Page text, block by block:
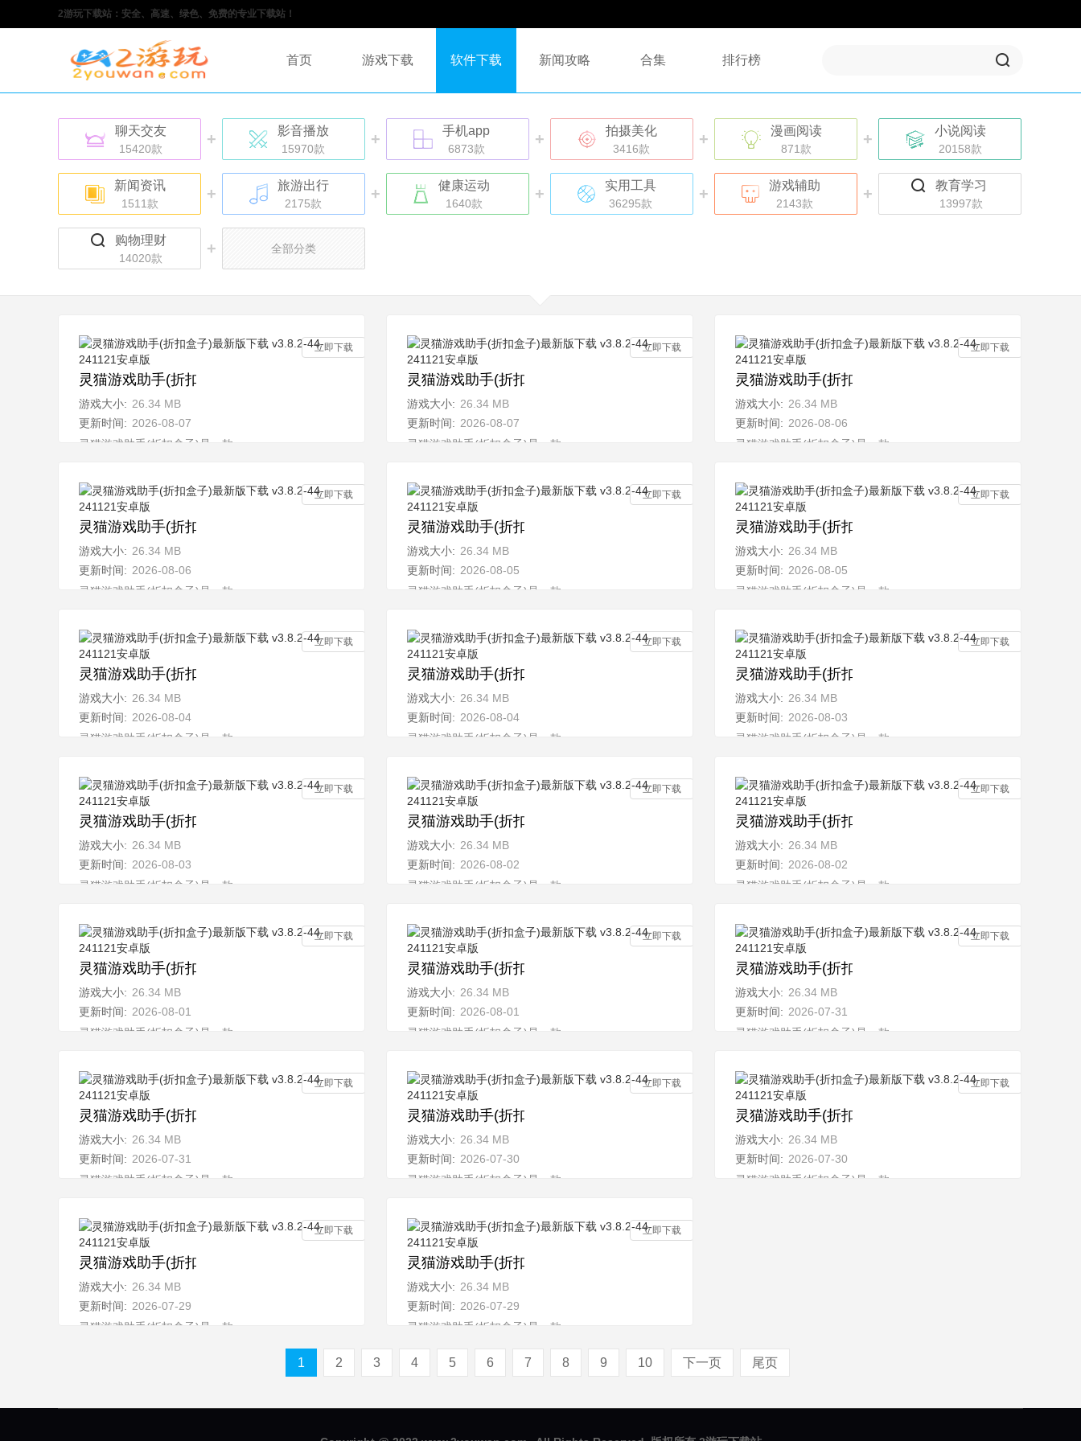
2游玩下载站：安全、高速、绿色、免费的专业下载站！
首页 游戏下载 软件下载 新闻攻略 合集 排行榜
聊天交友
15420款
+ 影音播放
15970款
+ 手机app
6873款
+ 拍摄美化
3416款
+ 漫画阅读
871款
+ 小说阅读
20158款
新闻资讯
1511款
+ 旅游出行
2175款
+ 健康运动
1640款
+ 实用工具
36295款
+ 游戏辅助
2143款
+ 教育学习
13997款
购物理财
14020款
+ 全部分类
灵猫游戏助手(折扣盒子)最新版下载 v3.8.2-44-241121安卓版
立即下载
游戏大小: 26.34 MB
更新时间: 2026-08-07
灵猫游戏助手(折扣盒子)是一款全新的多功能游戏平台，汇聚了丰
灵猫游戏助手(折扣盒子)最新版下载 v3.8.2-44-241121安卓版
立即下载
游戏大小: 26.34 MB
更新时间: 2026-08-07
灵猫游戏助手(折扣盒子)是一款全新的多功能游戏平台，汇聚了丰
灵猫游戏助手(折扣盒子)最新版下载 v3.8.2-44-
立即下载
游戏大小: 26.34 MB
更新时间: 2026-08-06
灵猫游戏助手(折扣盒子)是一款全新的多功能游戏平台，汇聚了丰
灵猫游戏助手(折扣盒子)最新版下载 v3.8.2-44-241121安卓版
立即下载
游戏大小: 26.34 MB
更新时间: 2026-08-06
灵猫游戏助手(折扣盒子)是一款全新的多功能游戏平台，汇聚了丰
灵猫游戏助手(折扣盒子)最新版下载 v3.8.2-44-241121安卓版
立即下载
游戏大小: 26.34 MB
更新时间: 2026-08-05
灵猫游戏助手(折扣盒子)是一款全新的多功能游戏平台，汇聚了丰
灵猫游戏助手(折扣盒子)最新版下载 v3.8.2-44-
立即下载
游戏大小: 26.34 MB
更新时间: 2026-08-05
灵猫游戏助手(折扣盒子)是一款全新的多功能游戏平台，汇聚了丰
灵猫游戏助手(折扣盒子)最新版下载 v3.8.2-44-241121安卓版
立即下载
游戏大小: 26.34 MB
更新时间: 2026-08-04
灵猫游戏助手(折扣盒子)是一款全新的多功能游戏平台，汇聚了丰
灵猫游戏助手(折扣盒子)最新版下载 v3.8.2-44-241121安卓版
立即下载
游戏大小: 26.34 MB
更新时间: 2026-08-04
灵猫游戏助手(折扣盒子)是一款全新的多功能游戏平台，汇聚了丰
灵猫游戏助手(折扣盒子)最新版下载 v3.8.2-44-
立即下载
游戏大小: 26.34 MB
更新时间: 2026-08-03
灵猫游戏助手(折扣盒子)是一款全新的多功能游戏平台，汇聚了丰
灵猫游戏助手(折扣盒子)最新版下载 v3.8.2-44-241121安卓版
立即下载
游戏大小: 26.34 MB
更新时间: 2026-08-03
灵猫游戏助手(折扣盒子)是一款全新的多功能游戏平台，汇聚了丰
灵猫游戏助手(折扣盒子)最新版下载 v3.8.2-44-241121安卓版
立即下载
游戏大小: 26.34 MB
更新时间: 2026-08-02
灵猫游戏助手(折扣盒子)是一款全新的多功能游戏平台，汇聚了丰
灵猫游戏助手(折扣盒子)最新版下载 v3.8.2-44-
立即下载
游戏大小: 26.34 MB
更新时间: 2026-08-02
灵猫游戏助手(折扣盒子)是一款全新的多功能游戏平台，汇聚了丰
灵猫游戏助手(折扣盒子)最新版下载 v3.8.2-44-241121安卓版
立即下载
游戏大小: 26.34 MB
更新时间: 2026-08-01
灵猫游戏助手(折扣盒子)是一款全新的多功能游戏平台，汇聚了丰
灵猫游戏助手(折扣盒子)最新版下载 v3.8.2-44-241121安卓版
立即下载
游戏大小: 26.34 MB
更新时间: 2026-08-01
灵猫游戏助手(折扣盒子)是一款全新的多功能游戏平台，汇聚了丰
灵猫游戏助手(折扣盒子)最新版下载 v3.8.2-44-
立即下载
游戏大小: 26.34 MB
更新时间: 2026-07-31
灵猫游戏助手(折扣盒子)是一款全新的多功能游戏平台，汇聚了丰
灵猫游戏助手(折扣盒子)最新版下载 v3.8.2-44-241121安卓版
立即下载
游戏大小: 26.34 MB
更新时间: 2026-07-31
灵猫游戏助手(折扣盒子)是一款全新的多功能游戏平台，汇聚了丰
灵猫游戏助手(折扣盒子)最新版下载 v3.8.2-44-241121安卓版
立即下载
游戏大小: 26.34 MB
更新时间: 2026-07-30
灵猫游戏助手(折扣盒子)是一款全新的多功能游戏平台，汇聚了丰
灵猫游戏助手(折扣盒子)最新版下载 v3.8.2-44-
立即下载
游戏大小: 26.34 MB
更新时间: 2026-07-30
灵猫游戏助手(折扣盒子)是一款全新的多功能游戏平台，汇聚了丰
灵猫游戏助手(折扣盒子)最新版下载 v3.8.2-44-241121安卓版
立即下载
游戏大小: 26.34 MB
更新时间: 2026-07-29
灵猫游戏助手(折扣盒子)是一款全新的多功能游戏平台，汇聚了丰
灵猫游戏助手(折扣盒子)最新版下载 v3.8.2-44-241121安卓版
立即下载
游戏大小: 26.34 MB
更新时间: 2026-07-29
灵猫游戏助手(折扣盒子)是一款全新的多功能游戏平台，汇聚了丰
1 2 3 4 5 6 7 8 9 10 下一页 尾页